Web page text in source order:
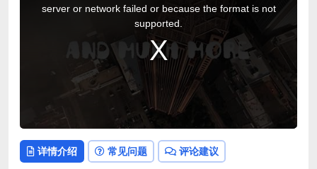
server or network failed or because the format is not
supported.
详情介绍 常见问题 评论建议